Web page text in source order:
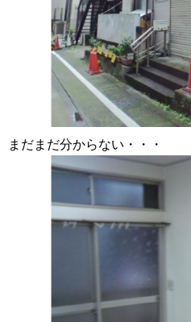
まだまだ分からない・・・